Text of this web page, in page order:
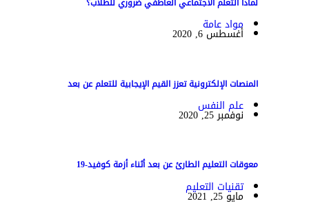
مواد عامة
أغسطس 6, 2020
المنصات الإلكترونية تعزز القيم الإيجابية للتعلم عن بعد
علم النفس
نوفمبر 25, 2020
معوقات التعليم الطارئ عن بعد أثناء أزمة كوفيد-19
تقنيات التعليم
مايو 25, 2021